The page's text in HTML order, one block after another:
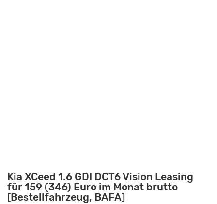
Kia XCeed 1.6 GDI DCT6 Vision Leasing
für 159 (346) Euro im Monat brutto
[Bestellfahrzeug, BAFA]